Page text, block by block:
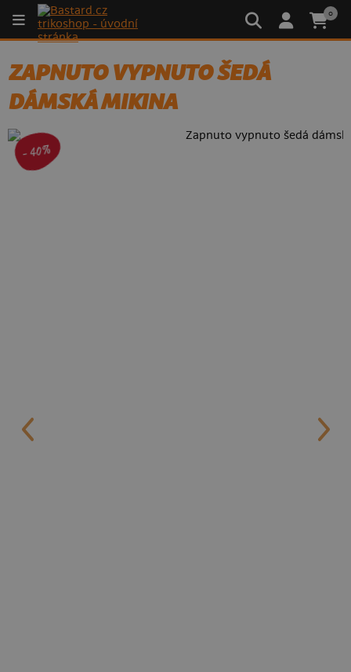
0
ZAPNUTO VYPNUTO ŠEDÁ
DÁMSKÁ MIKINA
- 40%